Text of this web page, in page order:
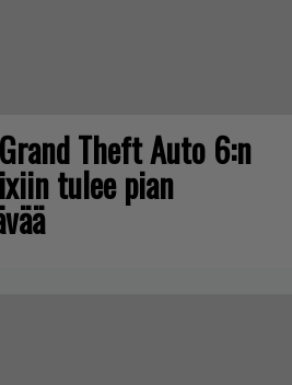
Theft Auto 6:n
tulee pian